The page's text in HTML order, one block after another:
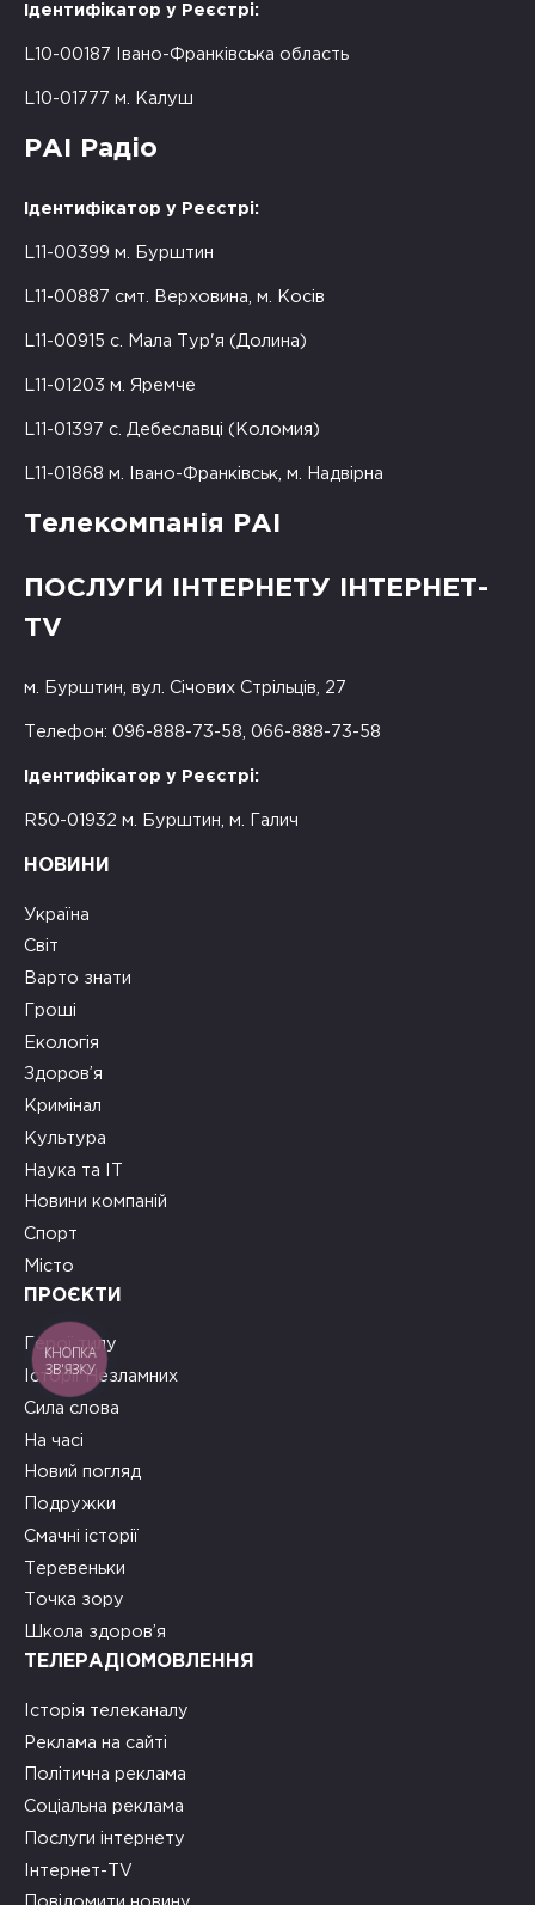
Ідентифікатор у Реєстрі:
L10-00187 Івано-Франківська область
L10-01777 м. Калуш
РАІ Радіо
Ідентифікатор у Реєстрі:
L11-00399 м. Бурштин
L11-00887 смт. Верховина, м. Косів
L11-00915 с. Мала Тур'я (Долина)
L11-01203 м. Яремче
L11-01397 с. Дебеславці (Коломия)
L11-01868 м. Івано-Франківськ, м. Надвірна
Телекомпанія РАІ
ПОСЛУГИ ІНТЕРНЕТУ ІНТЕРНЕТ-
TV
м. Бурштин, вул. Січових Стрільців, 27
Телефон: 096-888-73-58, 066-888-73-58
Ідентифікатор у Реєстрі:
R50-01932 м. Бурштин, м. Галич
НОВИНИ
Україна
Світ
Варто знати
Гроші
Екологія
Здоров’я
Кримінал
Культура
Наука та ІТ
Новини компаній
Спорт
Місто
ПРОЄКТИ
Герої тилу
Історії Незламних
Сила слова
На часі
Новий погляд
Подружки
Смачні історії
Теревеньки
Точка зору
Школа здоров’я
ТЕЛЕРАДІОМОВЛЕННЯ
Історія телеканалу
Реклама на сайті
Політична реклама
Соціальна реклама
Послуги інтернету
Інтернет-TV
КНОПКА
ЗВ'ЯЗКУ